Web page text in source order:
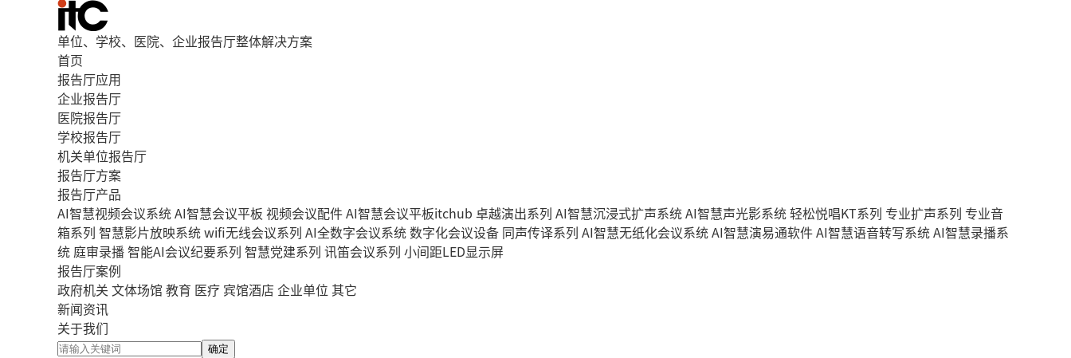
单位、学校、医院、企业报告厅整体解决方案
首页
报告厅应用
企业报告厅
医院报告厅
学校报告厅
机关单位报告厅
报告厅方案
报告厅产品
AI智慧视频会议系统AI智慧会议平板 视频会议配件AI智慧会议平板itchub 卓越演出系列 AI智慧沉浸式扩声系统AI智慧声光影系统轻松悦唱KT系列 专业扩声系列 专业音
箱系列 智慧影片放映系统wifi无线会议系列 AI全数字会议系统数字化会议设备 同声传译系列 AI智慧无纸化会议系统AI智慧演易通软件AI智慧语音转写系统AI智慧录播系
统 庭审录播智能AI会议纪要系列 智慧党建系列 讯笛会议系列 小间距LED显示屏
报告厅案例
政府机关 文体场馆 教育 医疗 宾馆酒店 企业单位 其它
新闻资讯
关于我们
确定